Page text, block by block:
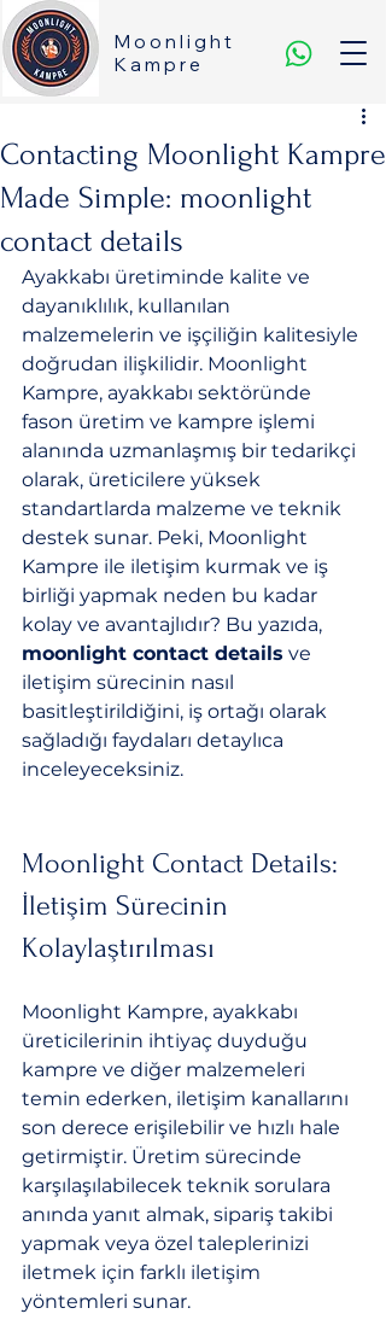
Moonlight
Kampre
Contacting Moonlight Kampre
Made Simple: moonlight
contact details
Ayakkabı üretiminde kalite ve
dayanıklılık, kullanılan
malzemelerin ve işçiliğin kalitesiyle
doğrudan ilişkilidir. Moonlight
Kampre, ayakkabı sektöründe
fason üretim ve kampre işlemi
alanında uzmanlaşmış bir tedarikçi
olarak, üreticilere yüksek
standartlarda malzeme ve teknik
destek sunar. Peki, Moonlight
Kampre ile iletişim kurmak ve iş
birliği yapmak neden bu kadar
kolay ve avantajlıdır? Bu yazıda,
moonlight contact details ve
iletişim sürecinin nasıl
basitleştirildiğini, iş ortağı olarak
sağladığı faydaları detaylıca
inceleyeceksiniz.
Moonlight Contact Details:
İletişim Sürecinin
Kolaylaştırılması
Moonlight Kampre, ayakkabı
üreticilerinin ihtiyaç duyduğu
kampre ve diğer malzemeleri
temin ederken, iletişim kanallarını
son derece erişilebilir ve hızlı hale
getirmiştir. Üretim sürecinde
karşılaşılabilecek teknik sorulara
anında yanıt almak, sipariş takibi
yapmak veya özel taleplerinizi
iletmek için farklı iletişim
yöntemleri sunar.